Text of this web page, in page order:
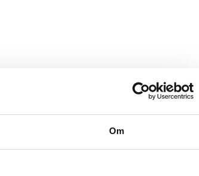
Om